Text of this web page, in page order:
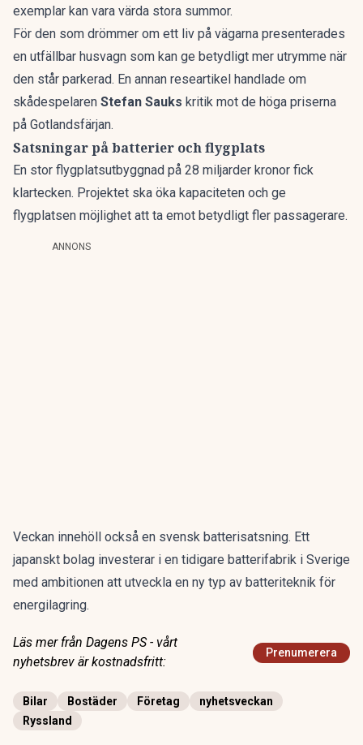
exemplar kan vara värda stora summor.
För den som drömmer om ett liv på vägarna presenterades
en utfällbar husvagn som kan ge betydligt mer utrymme när
den står parkerad. En annan researtikel handlade om
skådespelaren Stefan Sauks kritik mot de höga priserna
på Gotlandsfärjan.
Satsningar på batterier och flygplats
En stor flygplatsutbyggnad på 28 miljarder kronor fick
klartecken. Projektet ska öka kapaciteten och ge
flygplatsen möjlighet att ta emot betydligt fler passagerare.
ANNONS
Veckan innehöll också en svensk batterisatsning. Ett
japanskt bolag investerar i en tidigare batterifabrik i Sverige
med ambitionen att utveckla en ny typ av batteriteknik för
energilagring.
Läs mer från Dagens PS - vårt
nyhetsbrev är kostnadsfritt:
Prenumerera
Bilar Bostäder Företag
nyhetsveckan
Ryssland